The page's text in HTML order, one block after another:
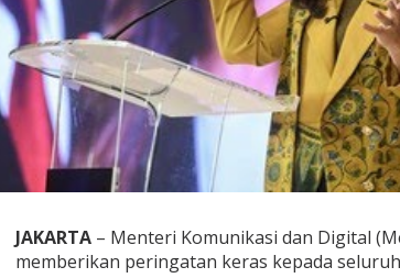
k
n
P
l
a
t
f
o
m
G
l
JAKARTA– Menteri Komunikasi dan Digital
memberikan peringatan keras kepada